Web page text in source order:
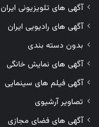
آگهی های تلویزیونی ایران
آگهی های رادیویی ایران
بدون دسته بندی
آگهی های نمایش خانگی
آگهی فیلم های سینمایی
تصاویر آرشیوی
آگهی های فضای مجازی